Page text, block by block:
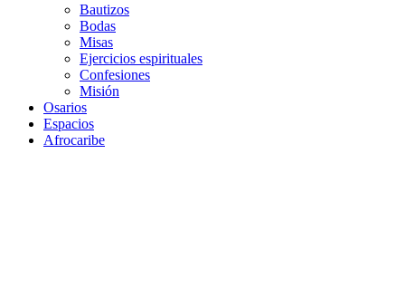
Bautizos
Bodas
Misas
Ejercicios espirituales
Confesiones
Misión
Osarios
Espacios
Afrocaribe